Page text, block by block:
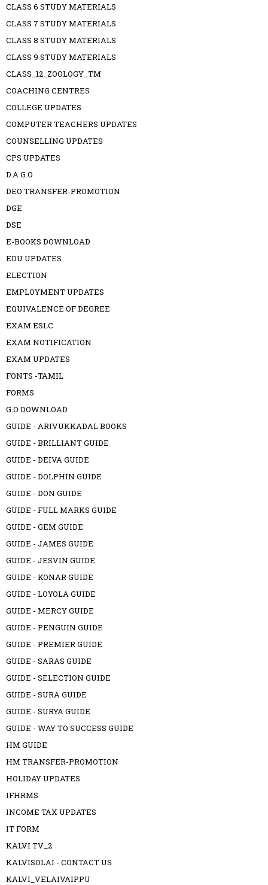
CLASS 6 STUDY MATERIALS
CLASS 7 STUDY MATERIALS
CLASS 8 STUDY MATERIALS
CLASS 9 STUDY MATERIALS
CLASS_12_ZOOLOGY_TM
COACHING CENTRES
COLLEGE UPDATES
COMPUTER TEACHERS UPDATES
COUNSELLING UPDATES
CPS UPDATES
D.A G.O
DEO TRANSFER-PROMOTION
DGE
DSE
E-BOOKS DOWNLOAD
EDU UPDATES
ELECTION
EMPLOYMENT UPDATES
EQUIVALENCE OF DEGREE
EXAM ESLC
EXAM NOTIFICATION
EXAM UPDATES
FONTS -TAMIL
FORMS
G.O DOWNLOAD
GUIDE - ARIVUKKADAL BOOKS
GUIDE - BRILLIANT GUIDE
GUIDE - DEIVA GUIDE
GUIDE - DOLPHIN GUIDE
GUIDE - DON GUIDE
GUIDE - FULL MARKS GUIDE
GUIDE - GEM GUIDE
GUIDE - JAMES GUIDE
GUIDE - JESVIN GUIDE
GUIDE - KONAR GUIDE
GUIDE - LOYOLA GUIDE
GUIDE - MERCY GUIDE
GUIDE - PENGUIN GUIDE
GUIDE - PREMIER GUIDE
GUIDE - SARAS GUIDE
GUIDE - SELECTION GUIDE
GUIDE - SURA GUIDE
GUIDE - SURYA GUIDE
GUIDE - WAY TO SUCCESS GUIDE
HM GUIDE
HM TRANSFER-PROMOTION
HOLIDAY UPDATES
IFHRMS
INCOME TAX UPDATES
IT FORM
KALVI TV_2
KALVISOLAI - CONTACT US
KALVI_VELAIVAIPPU